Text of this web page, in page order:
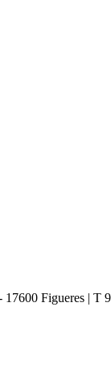
17600 Figueres |